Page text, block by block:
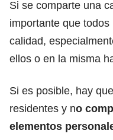
Si se comparte una
importante que
calidad,
ellos o en la misma
Si es posible, hay
residentes y no
elementos